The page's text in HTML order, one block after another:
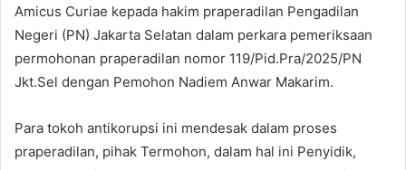
Amicus Curiae kepada hakim praperadilan Pengadilan
Negeri (PN) Jakarta Selatan dalam perkara pemeriksaan
permohonan praperadilan nomor 119/Pid.Pra/2025/PN
Jkt.Sel dengan Pemohon Nadiem Anwar Makarim.
Para tokoh antikorupsi ini mendesak dalam proses
praperadilan, pihak Termohon, dalam hal ini Penyidik,